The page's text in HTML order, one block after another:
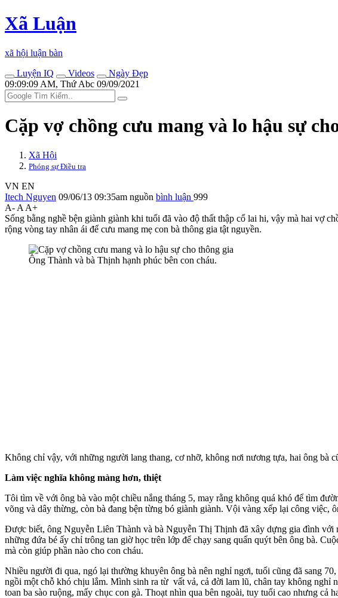
Xã Luận
xã hội luận bàn
Luyện IQ
Videos
Ngày Đẹp
09:09:09 AM, Thứ Abc 09/09/2021
Cặp vợ chồng cưu mang và lo hậu sự
Xã Hội
Phóng sự Điều tra
VN EN
Itech Nguyen 09/06/13 09:35am nguồn bình luận 999
A- A A+
Sống bằng nghề bện giành giành khi tuổi đã vào độ thất thập cổ lai hi, vậy mà hai
rộng vòng tay nhân ái để cưu mang mẹ con bà thông gia tật nguyền.
Ông Thành và bà Thịnh hạnh phúc bên con cháu.
Không chỉ vậy, với những người lang thang, cơ nhỡ, không nơi nương tựa, hai ông bà
Làm việc nghĩa không màng hơn, thiệt
Tôi tìm về với ông bà vào một chiều nắng tháng 5, may rằng không quá khó để tìm
võng và dây thừng, còn bà đang bện từng bó giành giành. Vội vàng xếp lại công việc,
Được biết, ông Nguyễn Liên Thành và bà Nguyễn Thị Thịnh đã xây dựng gia đình với
những đứa bé ấy chỉ trông tan giờ học trên lớp để chạy sang quấn quýt bên ông bà.
mà còn giúp phần nào cho con cháu.
Nhiều người đi qua, ngó lại thường khuyên ông bà nên nghỉ ngơi, tuổi cũng đã sang
ngồi một chỗ khó chịu lắm. Mình sinh ra từ vất vả, cả đời lam lũ, chân tay không
toan ba sào ruộng, mấy chục con gà. Thoạt nhìn qua bên ngoài, tuy tuổi cao nhưng cả